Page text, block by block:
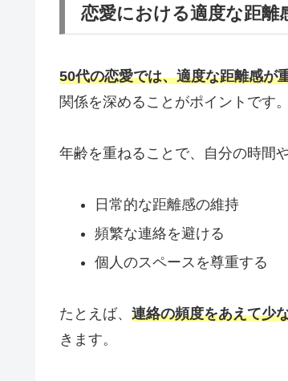
恋愛における適度な距離
50代の恋愛では、適度な距離感が
関係を深めることがポイントです。
年齢を重ねることで、自分の時間
日常的な距離感の維持
頻繁な連絡を避ける
個人のスペースを尊重する
たとえば、 連絡の頻度をあえて少
きます。